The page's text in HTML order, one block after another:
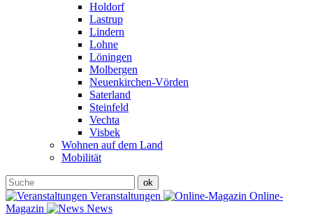
Holdorf
Lastrup
Lindern
Lohne
Löningen
Molbergen
Neuenkirchen-Vörden
Saterland
Steinfeld
Vechta
Visbek
Wohnen auf dem Land
Mobilität
Veranstaltungen
Online-
Magazin
News